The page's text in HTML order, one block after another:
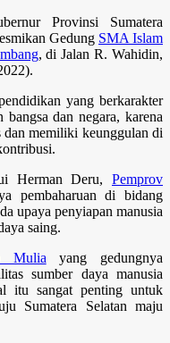
Provinsi Sumatera
Gedung SMA Islam
, di Jalan R. Wahidin,
yang berkarakter
dan negara, karena
memiliki keunggulan di
Herman Deru, Pemprov
pembaharuan di bidang
upaya penyiapan manusia
saing.
Mulia yang gedungnya
sumber daya manusia
itu sangat penting untuk
Sumatera Selatan maju